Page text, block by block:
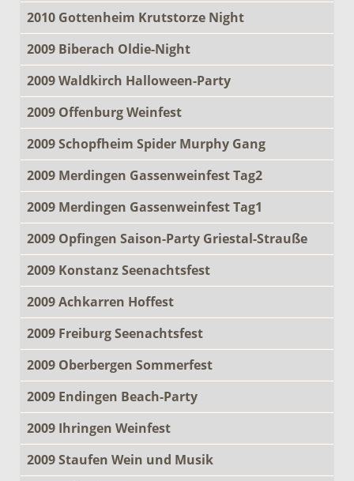
2010 Gottenheim Krutstorze Night
2009 Biberach Oldie-Night
2009 Waldkirch Halloween-Party
2009 Offenburg Weinfest
2009 Schopfheim Spider Murphy Gang
2009 Merdingen Gassenweinfest Tag2
2009 Merdingen Gassenweinfest Tag1
2009 Opfingen Saison-Party Griestal-Strauße
2009 Konstanz Seenachtsfest
2009 Achkarren Hoffest
2009 Freiburg Seenachtsfest
2009 Oberbergen Sommerfest
2009 Endingen Beach-Party
2009 Ihringen Weinfest
2009 Staufen Wein und Musik